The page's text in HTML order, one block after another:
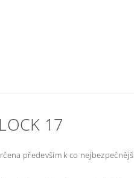
17
především k co